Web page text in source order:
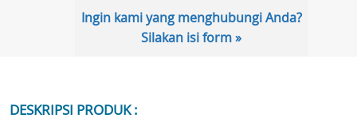
Ingin kami yang menghubungi Anda?
Silakan isi form »
DESKRIPSI PRODUK :